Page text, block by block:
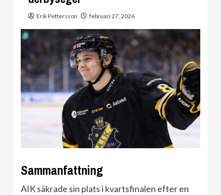
Erik Pettersson februari 27, 2026
Sammanfattning
AIK säkrade sin plats i kvartsfinalen efter en